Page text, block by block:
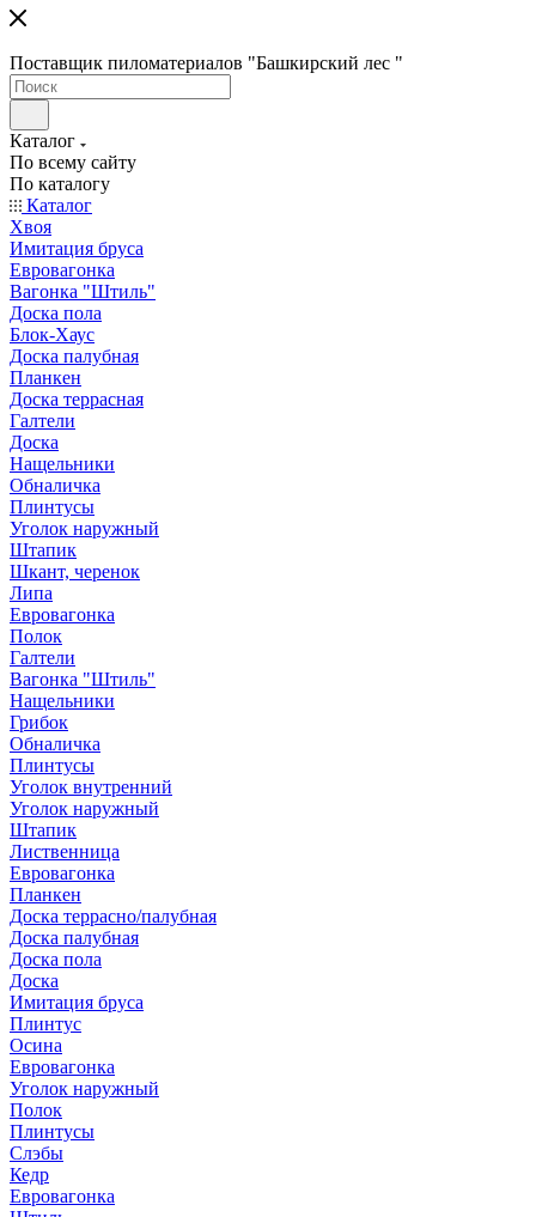
Поставщик пиломатериалов "Башкирский лес "
Каталог
По всему сайту
По каталогу
Каталог
Хвоя
Имитация бруса
Евровагонка
Вагонка "Штиль"
Доска пола
Блок-Хаус
Доска палубная
Планкен
Доска террасная
Галтели
Доска
Нащельники
Обналичка
Плинтусы
Уголок наружный
Штапик
Шкант, черенок
Липа
Евровагонка
Полок
Галтели
Вагонка "Штиль"
Нащельники
Грибок
Обналичка
Плинтусы
Уголок внутренний
Уголок наружный
Штапик
Лиственница
Евровагонка
Планкен
Доска террасно/палубная
Доска палубная
Доска пола
Доска
Имитация бруса
Плинтус
Осина
Евровагонка
Уголок наружный
Полок
Плинтусы
Слэбы
Кедр
Евровагонка